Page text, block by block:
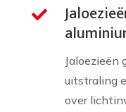

Jaloezieën
uitstraling
over